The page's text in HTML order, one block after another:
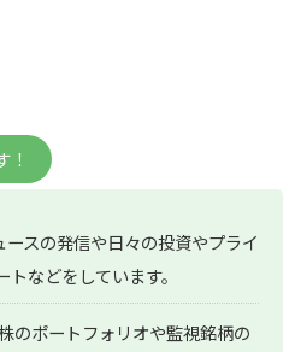
！
ースの発信や日々の投資やプライ
などをしています。
のポートフォリオや監視銘柄の